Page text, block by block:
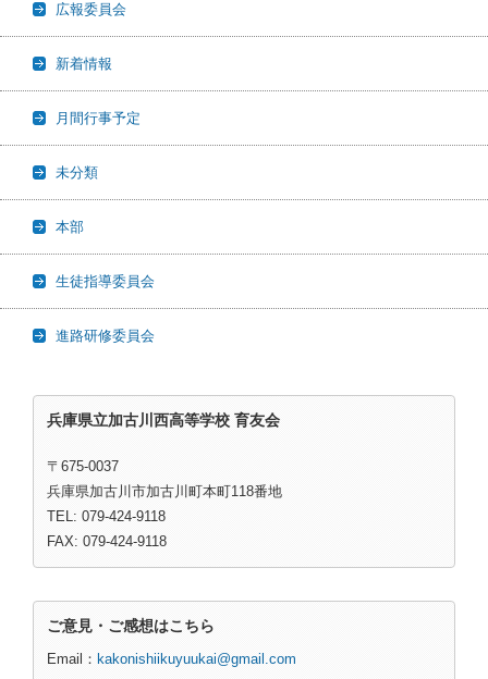
広報委員会
新着情報
月間行事予定
未分類
本部
生徒指導委員会
進路研修委員会
兵庫県立加古川西高等学校 育友会
〒675-0037
兵庫県加古川市加古川町本町118番地
TEL: 079-424-9118
FAX: 079-424-9118
ご意見・ご感想はこちら
Email： kakonishiikuyuukai@gmail.com